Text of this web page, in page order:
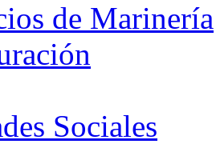
de Marinería
Sociales